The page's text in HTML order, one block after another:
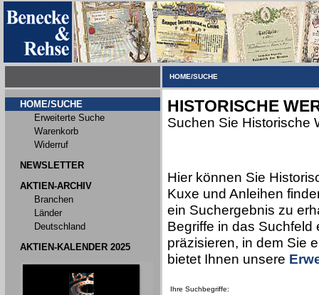
HOME/SUCHE
HOME/SUCHE
Erweiterte Suche
Warenkorb
Widerruf
NEWSLETTER
AKTIEN-ARCHIV
Branchen
Länder
Deutschland
AKTIEN-KALENDER 2025
HISTORISCHE
Suchen Sie Historische
Hier können Sie
Kuxe und Anleihen
ein Suchergebnis zu
Begriffe in das
präzisieren, in dem Sie
bietet Ihnen unsere
Ihre Suchbegriffe: